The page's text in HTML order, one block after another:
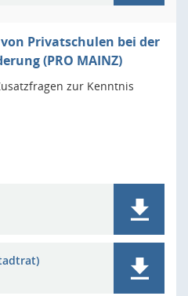
Privatschulen bei der
(PRO MAINZ)
zur Kenntnis